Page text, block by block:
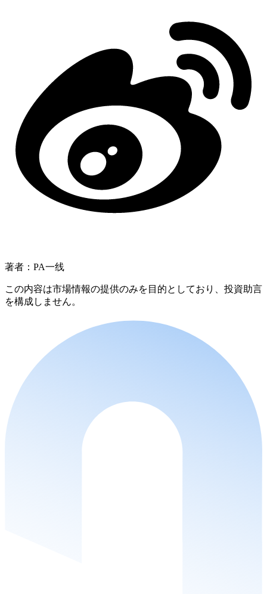
著者：PA一线
この内容は市場情報の提供のみを目的としており、投資助言
を構成しません。